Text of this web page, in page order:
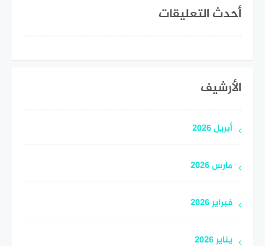
أحدث التعليقات
الأرشيف
أبريل 2026
مارس 2026
فبراير 2026
يناير 2026